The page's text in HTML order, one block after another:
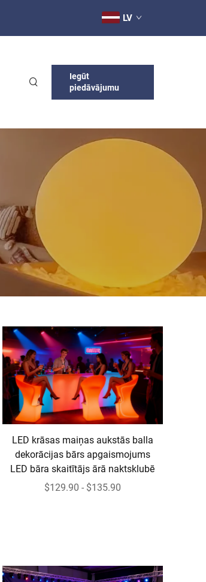
LV
Iegūt
piedāvājumu
LED krāsas maiņas aukstās balla
dekorācijas bārs apgaismojums
LED bāra skaitītājs ārā naktsklubē
$129.90 - $135.90